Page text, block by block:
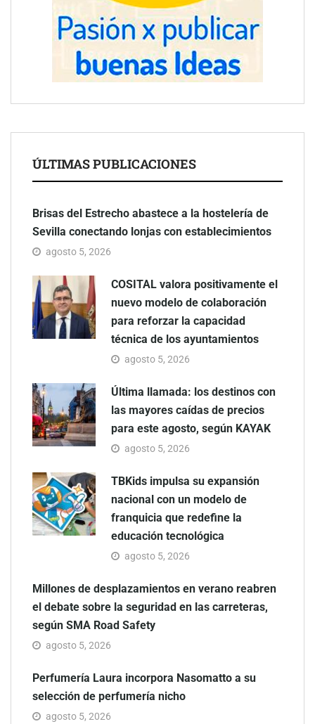
ÚLTIMAS PUBLICACIONES
Brisas del Estrecho abastece a la hostelería de
Sevilla conectando lonjas con establecimientos
agosto 5, 2026
COSITAL valora positivamente el
nuevo modelo de colaboración
para reforzar la capacidad
técnica de los ayuntamientos
agosto 5, 2026
Última llamada: los destinos con
las mayores caídas de precios
para este agosto, según KAYAK
agosto 5, 2026
TBKids impulsa su expansión
nacional con un modelo de
franquicia que redefine la
educación tecnológica
agosto 5, 2026
Millones de desplazamientos en verano reabren
el debate sobre la seguridad en las carreteras,
según SMA Road Safety
agosto 5, 2026
Perfumería Laura incorpora Nasomatto a su
selección de perfumería nicho
agosto 5, 2026